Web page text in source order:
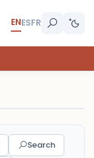
ENESFR
Search